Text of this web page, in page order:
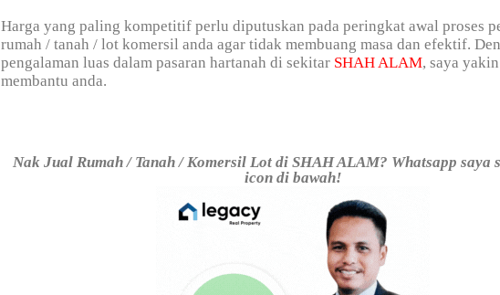
Harga yang paling kompetitif perlu diputuskan pada peringkat awal proses
rumah / tanah / lot komersil anda agar tidak membuang masa dan efektif.
pengalaman luas dalam pasaran hartanah di sekitar SHAH ALAM, saya
membantu anda.
Nak Jual Rumah / Tanah / Komersil Lot di SHAH ALAM? Whatsapp saya
icon di bawah!